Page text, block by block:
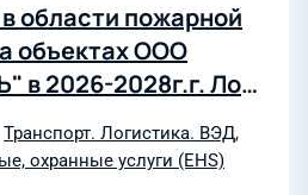
области пожарной
объектах ООО
2026-2028г.г. Лот
на объектах
Транспорт. Логистика. ВЭД,
охранные услуги (EHS)